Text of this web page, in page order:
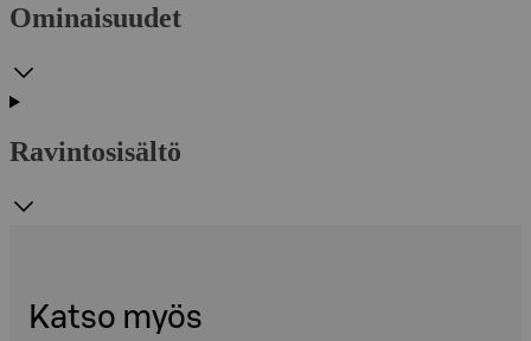
Ominaisuudet
Ravintosisältö
Katso myös